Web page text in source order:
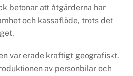
betonar att åtgärderna har
och kassaflöde, trots det
varierade kraftigt geografiskt.
av personbilar och